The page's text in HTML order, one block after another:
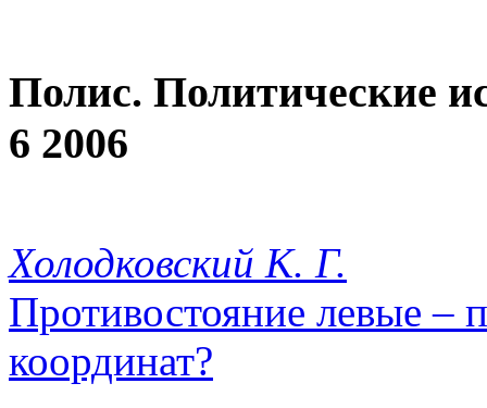
Полис. Политические
6 2006
Холодковский К. Г.
Противостояние левые –
координат?